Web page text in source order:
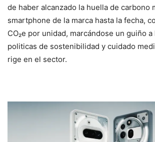
de haber alcanzado la huella de carbono
smartphone de la marca hasta la fecha,
CO₂e por unidad, marcándose un guiño a
politicas de sostenibilidad y cuidado
rige en el sector.